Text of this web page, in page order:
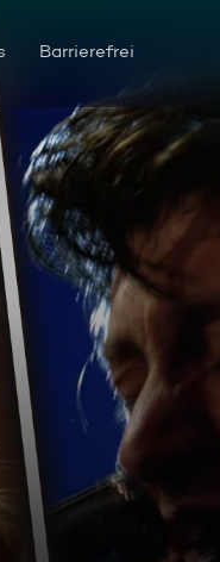
Barrierefrei
2022